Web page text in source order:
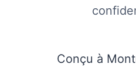
Conçu à